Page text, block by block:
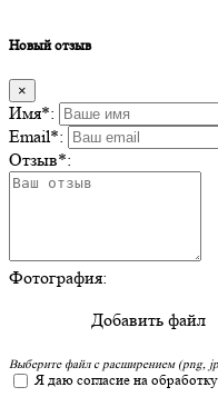
Новый отзыв
×
Имя*:
Email*:
Отзыв*:
Фотография:
Добавить файл
Выберите файл с расширением
Я даю согласие на обработку